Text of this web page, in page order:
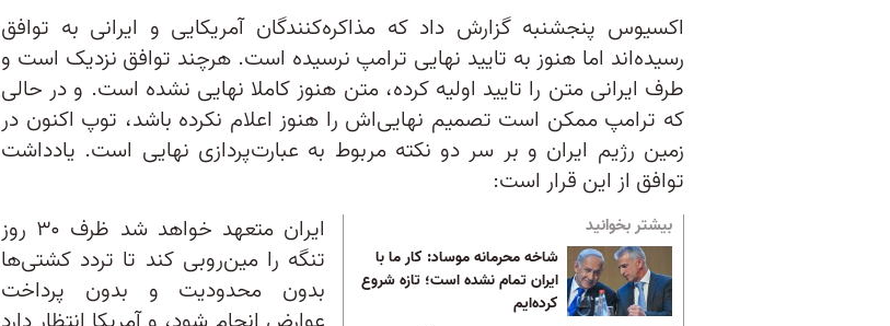
اکسیوس پنجشنبه گزارش داد که مذاکره‌کنندگان آمریکایی و ایرانی به توافق
رسیده‌اند اما هنوز به تایید نهایی ترامپ نرسیده است. هرچند توافق نزدیک است و
طرف ایرانی متن را تایید اولیه کرده، متن هنوز کاملا نهایی نشده است. و در حالی
که ترامپ ممکن است تصمیم نهایی‌اش را هنوز اعلام نکرده باشد، توپ اکنون در
زمین رژیم ایران و بر سر دو نکته مربوط به عبارت‌پردازی نهایی است. یادداشت
توافق از این قرار است:
بیشتر بخوانید
شاخه محرمانه موساد: کار ما با
ایران تمام نشده است؛ تازه شروع
کرده‌ایم
ایران متعهد خواهد شد ظرف ۳۰ روز
تنگه را مین‌روبی کند تا تردد کشتی‌ها
بدون محدودیت و بدون پرداخت